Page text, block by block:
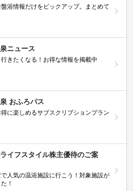
浴情報だけをピックアップ。まとめて
ニュース
きたくなる！お得な情報を掲載中
おふろパス
に楽しめるサブスクリプションプラン
ライフスタイル株主優待のご案
人気の温浴施設に行こう！対象施設が
！